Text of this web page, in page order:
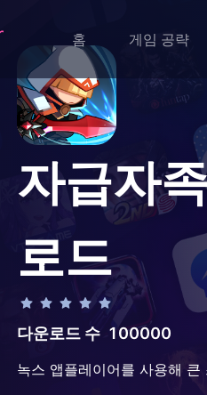
홈 게임 공략
자급자
로드
다운로드 수 100000
녹스 앱플레이어를 사용해